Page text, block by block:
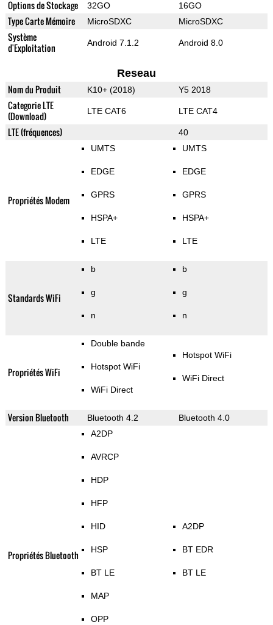
Options de Stockage 32GO 16GO
Type Carte Mémoire MicroSDXC MicroSDXC
Système
d'Exploitation
Android 7.1.2 Android 8.0
Reseau
Nom du Produit K10+ (2018) Y5 2018
Categorie LTE
(Download)
LTE CAT6 LTE CAT4
LTE (fréquences) 40
Propriétés Modem
UMTS
EDGE
GPRS
HSPA+
LTE
UMTS
EDGE
GPRS
HSPA+
LTE
Standards WiFi
b
g
n
b
g
n
Propriétés WiFi
Double bande
Hotspot WiFi
WiFi Direct
Hotspot WiFi
WiFi Direct
Version Bluetooth Bluetooth 4.2 Bluetooth 4.0
Propriétés Bluetooth
A2DP
AVRCP
HDP
HFP
HID
HSP
BT LE
MAP
OPP
A2DP
BT EDR
BT LE